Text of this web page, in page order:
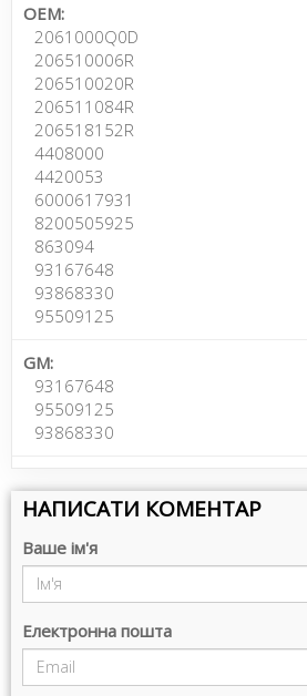
OEM:
2061000Q0D
206510006R
206510020R
206511084R
206518152R
4408000
4420053
6000617931
8200505925
863094
93167648
93868330
95509125
GM:
93167648
95509125
93868330
НАПИСАТИ КОМЕНТАР
Ваше ім'я
Електронна пошта